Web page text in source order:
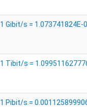
1 Gibit/s = 1.073741824E-
1 Tibit/s =
1 Pibit/s =